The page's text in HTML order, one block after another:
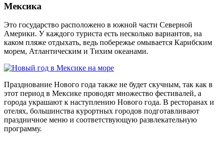
Мексика
Это государство расположено в южной части Северной
Америки. У каждого туриста есть несколько вариантов, на
каком пляже отдыхать, ведь побережье омывается Карибским
морем, Атлантическим и Тихим океанами.
Празднование Нового года также не будет скучным, так как в
этот период в Мексике проводят множество фестивалей, а
города украшают к наступлению Нового года. В ресторанах и
отелях, большинства курортных городов подготавливают
праздничное меню и соответствующую развлекательную
программу.